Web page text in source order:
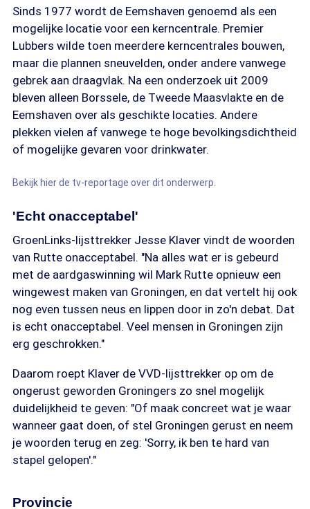
Sinds 1977 wordt de Eemshaven genoemd als een
mogelijke locatie voor een kerncentrale. Premier
Lubbers wilde toen meerdere kerncentrales bouwen,
maar die plannen sneuvelden, onder andere vanwege
gebrek aan draagvlak. Na een onderzoek uit 2009
bleven alleen Borssele, de Tweede Maasvlakte en de
Eemshaven over als geschikte locaties. Andere
plekken vielen af vanwege te hoge bevolkingsdichtheid
of mogelijke gevaren voor drinkwater.
Bekijk hier de tv-reportage over dit onderwerp.
'Echt onacceptabel'
GroenLinks-lijsttrekker Jesse Klaver vindt de woorden
van Rutte onacceptabel. "Na alles wat er is gebeurd
met de aardgaswinning wil Mark Rutte opnieuw een
wingewest maken van Groningen, en dat vertelt hij ook
nog even tussen neus en lippen door in zo'n debat. Dat
is echt onacceptabel. Veel mensen in Groningen zijn
erg geschrokken."
Daarom roept Klaver de VVD-lijsttrekker op om de
ongerust geworden Groningers zo snel mogelijk
duidelijkheid te geven: "Of maak concreet wat je waar
wanneer gaat doen, of stel Groningen gerust en neem
je woorden terug en zeg: 'Sorry, ik ben te hard van
stapel gelopen'."
Provincie